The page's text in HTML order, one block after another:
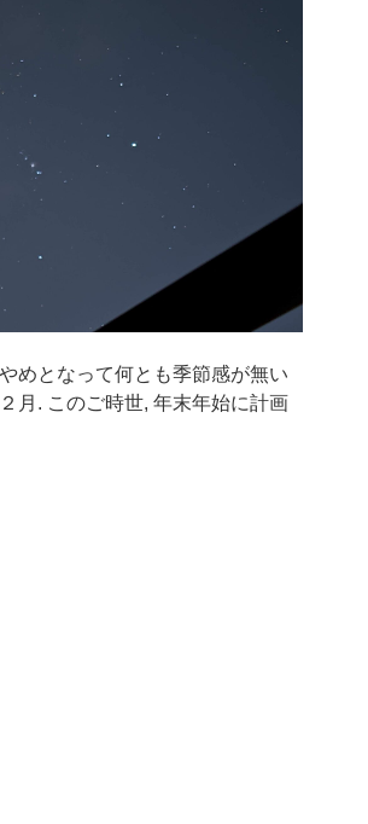
めとなって何とも季節感が無い
月. このご時世, 年末年始に計画